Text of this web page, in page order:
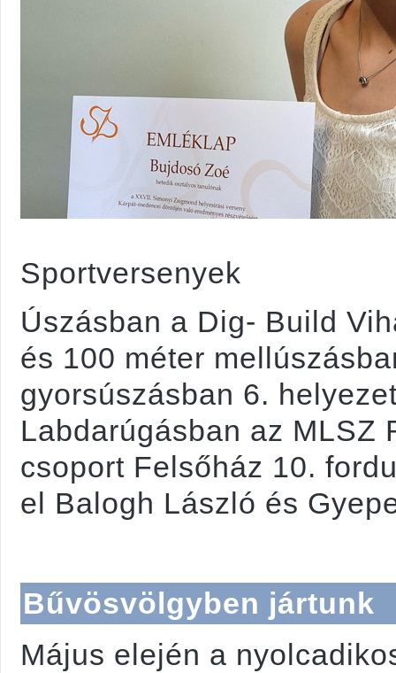
Sportversenyek
Úszásban a Dig- Build
és 100 méter
gyorsúszásban 6.
Labdarúgásban az MLSZ
csoport Felsőház 10.
el Balogh László és
Bűvösvölgyben jártunk
Május elején a